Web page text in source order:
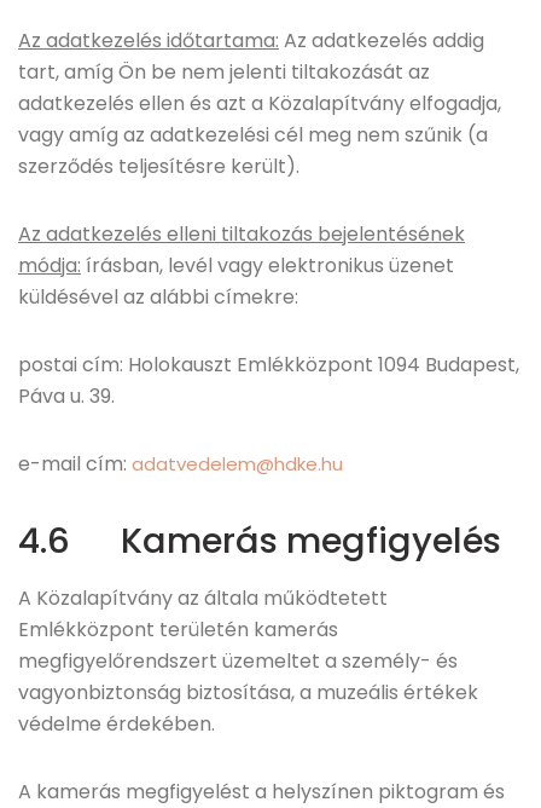
Az adatkezelés időtartama: Az adatkezelés addig
tart, amíg Ön be nem jelenti tiltakozását az
adatkezelés ellen és azt a Közalapítvány elfogadja,
vagy amíg az adatkezelési cél meg nem szűnik (a
szerződés teljesítésre került).
Az adatkezelés elleni tiltakozás bejelentésének
módja: írásban, levél vagy elektronikus üzenet
küldésével az alábbi címekre:
postai cím: Holokauszt Emlékközpont 1094 Budapest,
Páva u. 39.
e-mail cím: adatvedelem@hdke.hu
4.6 Kamerás megfigyelés
A Közalapítvány az általa működtetett
Emlékközpont területén kamerás
megfigyelőrendszert üzemeltet a személy- és
vagyonbiztonság biztosítása, a muzeális értékek
védelme érdekében.
A kamerás megfigyelést a helyszínen piktogram és